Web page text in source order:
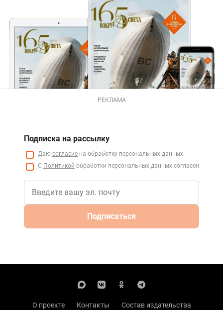
РЕКЛАМА
Подписка на рассылку
Даю согласие на обработку персональных данных
С Политикой обработки персональных данных согласен
Подписаться
О проекте Контакты
Состав издательства